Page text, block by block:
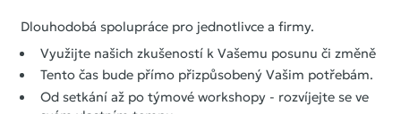
Dlouhodobá spolupráce pro jednotlivce a firmy.
Využijte našich zkušeností k Vašemu posunu či změně
Tento čas bude přímo přizpůsobený Vašim potřebám.
Od setkání až po týmové workshopy - rozvíjejte se ve